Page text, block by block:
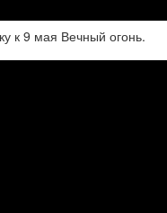
к 9 мая Вечный огонь.